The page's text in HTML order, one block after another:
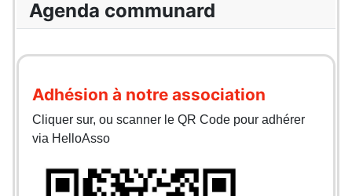
Agenda communard
Adhésion à notre association
Cliquer sur, ou scanner le QR Code pour adhérer
via HelloAsso